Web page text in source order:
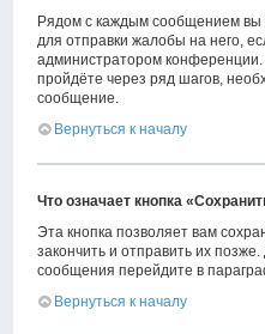
Рядом с каждым сообщением вы
для отправки жалобы на него,
администратором конференции.
пройдёте через ряд шагов,
сообщение.
Вернуться к началу
Что означает кнопка
Эта кнопка позволяет вам
закончить и отправить их
сообщения перейдите в
Вернуться к началу